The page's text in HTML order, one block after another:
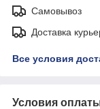
Самовывоз
Доставка
Все условия
Условия